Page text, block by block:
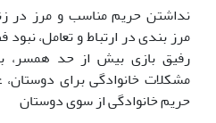
نداشتن حریم مناسب و مرز در
مرز بندی در ارتباط و تعامل،
رفیق بازی بیش از حد همسر،
مشکلات خانوادگی برای
حریم خانوادگی از سوی دوستان